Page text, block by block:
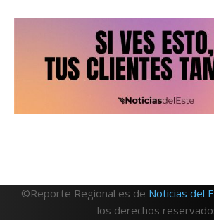
©Reporte Regional es de Noticias del
los derechos